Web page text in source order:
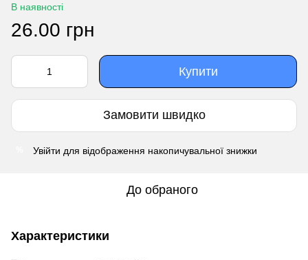
В наявності
26.00 грн
Купити
Замовити швидко
Увійти для відображення накопичувальної знижки
До обраного
Характеристики